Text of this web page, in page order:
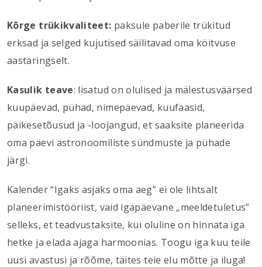
Kõrge trükikvaliteet: paksule paberile trükitud
erksad ja selged kujutised säilitavad oma köitvuse
aastaringselt.
Kasulik teave: lisatud on olulised ja mälestusväärsed
kuupäevad, pühad, nimepäevad, kuufaasid,
päikesetõusud ja -loojangud, et saaksite planeerida
oma päevi astronoomiliste sündmuste ja pühade
järgi.
Kalender “Igaks asjaks oma aeg” ei ole lihtsalt
planeerimistööriist, vaid igapäevane „meeldetuletus”
selleks, et teadvustaksite, kui oluline on hinnata iga
hetke ja elada ajaga harmoonias. Toogu iga kuu teile
uusi avastusi ja rõõme, täites teie elu mõtte ja iluga!